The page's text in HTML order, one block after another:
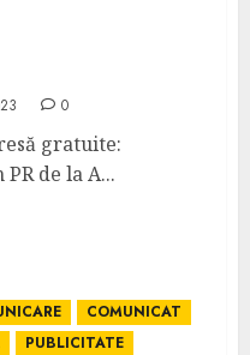
0
gratuite:
de la A...
COMUNICAT
PUBLICITATE